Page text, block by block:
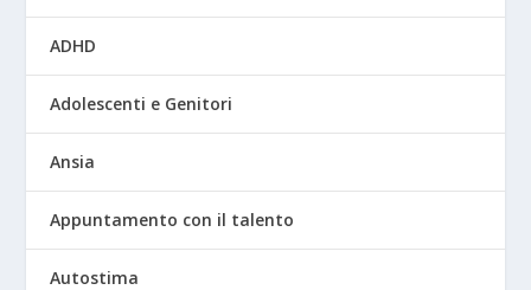
ADHD
Adolescenti e Genitori
Ansia
Appuntamento con il talento
Autostima